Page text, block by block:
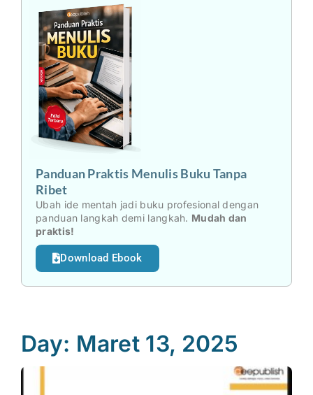
Panduan Praktis Menulis Buku Tanpa
Ribet
Ubah ide mentah jadi buku profesional dengan
panduan langkah demi langkah. Mudah dan
praktis!
Download Ebook
Day: Maret 13, 2025